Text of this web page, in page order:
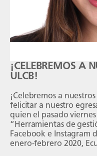
¡CELEBREMOS A
ULCB!
¡Celebremos a
felicitar a nuestro
quien el pasado
“Herramientas de
Facebook e Instagram
enero-febrero 2020,